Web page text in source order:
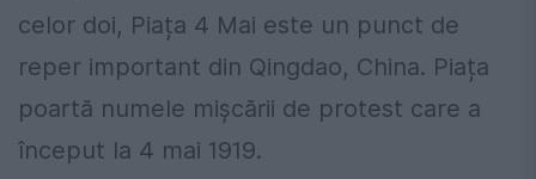
celor doi, Piața 4 Mai este un punct de
reper important din Qingdao, China. Piața
poartă numele mișcării de protest care a
început la 4 mai 1919.